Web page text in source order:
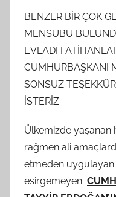
BENZER BİR ÇOK
MENSUBU
EVLADI
CUMHURBAŞKANI
SONSUZ
İSTERİZ.
Ülkemizde yaşanan
rağmen ali
etmeden
esirgemeyen